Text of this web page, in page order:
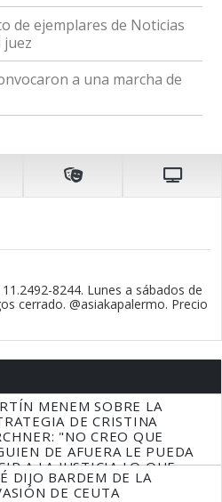
de ejemplares de Noticias
juez
a una marcha de
8244. Lunes a sábados de
cerrado. @asiakapalermo. Precio
MENEM SOBRE LA
DE CRISTINA
"NO CREO QUE
DE AFUERA LE PUEDA
A LA JUSTICIA LO QUE
QUE HACER"
DIJO BARDEM DE LA
DE CEUTA